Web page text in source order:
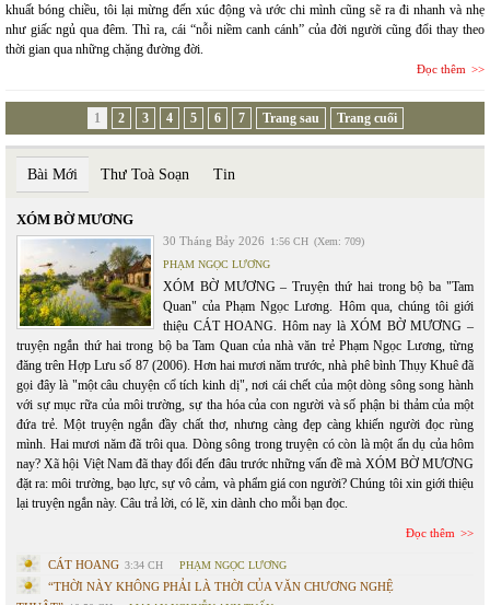
khuất bóng chiều, tôi lại mừng đến xúc động và ước chi mình cũng sẽ ra đi nhanh và nhẹ
như giấc ngủ qua đêm. Thì ra, cái “nỗi niềm canh cánh” của đời người cũng đổi thay theo
thời gian qua những chặng đường đời.
Đọc thêm
1 2 3 4 5 6 7 Trang sau Trang cuối
Bài Mới Thư Toà Soạn Tin
XÓM BỜ MƯƠNG
30 Tháng Bảy 2026 1:56 CH (Xem: 709)
PHẠM NGỌC LƯƠNG
XÓM BỜ MƯƠNG – Truyện thứ hai trong bộ ba "Tam
Quan" của Phạm Ngọc Lương. Hôm qua, chúng tôi giới
thiệu CÁT HOANG. Hôm nay là XÓM BỜ MƯƠNG –
truyện ngắn thứ hai trong bộ ba Tam Quan của nhà văn trẻ Phạm Ngọc Lương, từng
đăng trên Hợp Lưu số 87 (2006). Hơn hai mươi năm trước, nhà phê bình Thụy Khuê đã
gọi đây là "một câu chuyện cổ tích kinh dị", nơi cái chết của một dòng sông song hành
với sự mục rữa của môi trường, sự tha hóa của con người và số phận bi thảm của một
đứa trẻ. Một truyện ngắn đầy chất thơ, nhưng càng đẹp càng khiến người đọc rùng
mình. Hai mươi năm đã trôi qua. Dòng sông trong truyện có còn là một ẩn dụ của hôm
nay? Xã hội Việt Nam đã thay đổi đến đâu trước những vấn đề mà XÓM BỜ MƯƠNG
đặt ra: môi trường, bạo lực, sự vô cảm, và phẩm giá con người? Chúng tôi xin giới thiệu
lại truyện ngắn này. Câu trả lời, có lẽ, xin dành cho mỗi bạn đọc.
Đọc thêm
CÁT HOANG 3:34 CH PHẠM NGỌC LƯƠNG
“THỜI NÀY KHÔNG PHẢI LÀ THỜI CỦA VĂN CHƯƠNG NGHỆ